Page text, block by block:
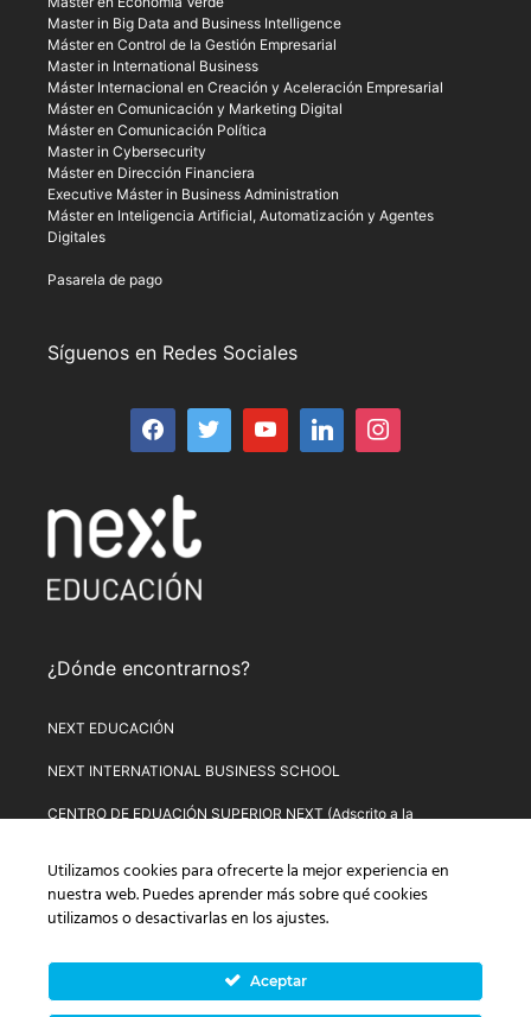
Master in Big Data and Business Intelligence
Máster en Control de la Gestión Empresarial
Master in International Business
Máster Internacional en Creación y Aceleración Empresarial
Máster en Comunicación y Marketing Digital
Máster en Comunicación Política
Master in Cybersecurity
Máster en Dirección Financiera
Executive Máster in Business Administration
Máster en Inteligencia Artificial, Automatización y Agentes
Digitales
Pasarela de pago
Síguenos en Redes Sociales
¿Dónde encontrarnos?
NEXT EDUCACIÓN
NEXT INTERNATIONAL BUSINESS SCHOOL
CENTRO DE EDUACIÓN SUPERIOR NEXT (Adscrito a la
PLATAFORMA DE FORMACIÓN NEXT
Aviso Legal–Política de Privacidad–Términos y condiciones de
Formulario de Desistimiento
© Copyright 2026 Next Educación, S.L. | CIF: B-67803114 |
Utilizamos cookies para ofrecerte la mejor experiencia en
nuestra web. Puedes aprender más sobre qué cookies
utilizamos o desactivarlas en losajustes.
Aceptar